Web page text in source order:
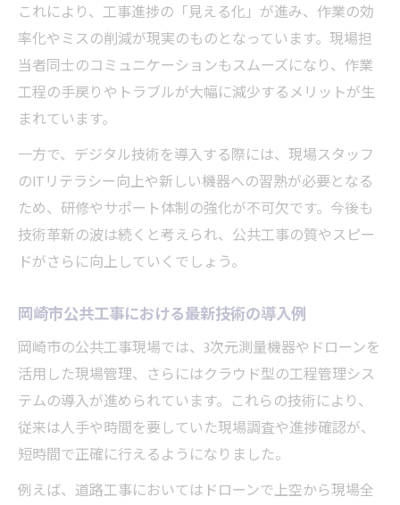
地域課題解決に向けた公共工事の新技術
公共工事技術が地域社会にもたらす変化
岡崎市の未来を支える公共工事技術の進歩
公共工事と地域活性化の切り離せない関係
スマートシティ時代の岡崎市における工事革新
スマートシティ推進に貢献する公共工事技
術
ICT技術で進化する岡崎市の公共工事現場
果
スマートインフラ整備と公共工事の連動事
例
岡崎市の工事革新が目指す未来の街づくり
公共工事で実現する岡崎市のまちづくり変革
公共工事が推進するまちづくりの新潮流
地域住民と連携した公共工事の新たな形
これにより、工事進捗の「見える化」が進み、作業の効
率化やミスの削減が現実のものとなっています。現場担
当者同士のコミュニケーションもスムーズになり、作業
工程の手戻りやトラブルが大幅に減少するメリットが生
まれています。
一方で、デジタル技術を導入する際には、現場スタッフ
のITリテラシー向上や新しい機器への習熟が必要となる
ため、研修やサポート体制の強化が不可欠です。今後も
技術革新の波は続くと考えられ、公共工事の質やスピー
ドがさらに向上していくでしょう。
岡崎市公共工事における最新技術の導入例
岡崎市の公共工事現場では、3次元測量機器やドローンを
活用した現場管理、さらにはクラウド型の工程管理シス
テムの導入が進められています。これらの技術により、
従来は人手や時間を要していた現場調査や進捗確認が、
短時間で正確に行えるようになりました。
例えば、道路工事においてはドローンで上空から現場全